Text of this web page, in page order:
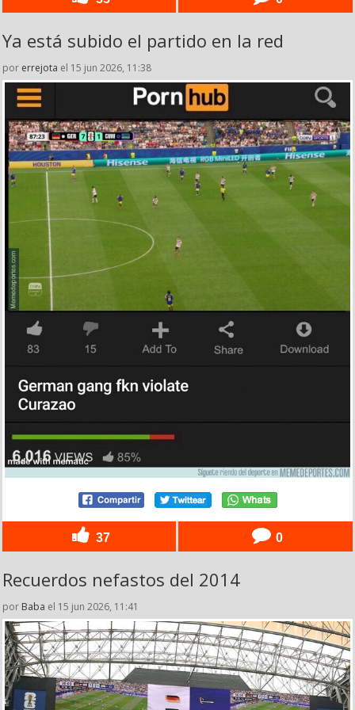
Ya está subido el partido en la red
por errejota el 15 jun 2026, 11:38
37 0
Recuerdos nefastos del 2014
por Baba el 15 jun 2026, 11:41